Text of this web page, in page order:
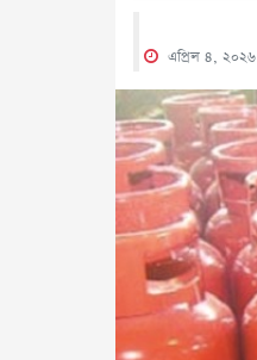
এপ্রিল ৪, ২০২৬